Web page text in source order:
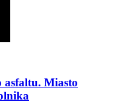
asfaltu. Miasto